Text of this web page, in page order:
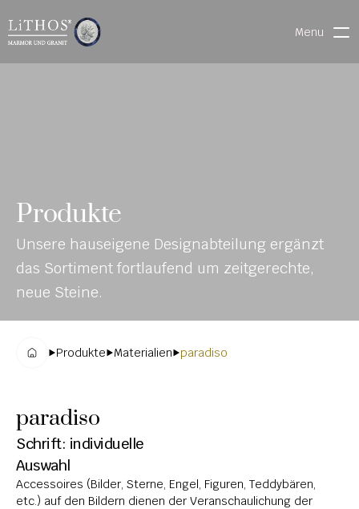
Menu
INE-
KAT
ALO
G
MATERIALIEN
STEINMETZFINDER
3D-KONFIGURATOR
DOWNLOADS
DENKMALE
MAGRADO
KOLUMBARIEN
BREITSTEINE
LIEGESTEINE
Produkte
Unsere hauseigene Designabteilung ergänzt
das Sortiment fortlaufend um zeitgerechte,
neue Steine.
Produkte Materialien paradiso
paradiso
Schrift: individuelle
Auswahl
Accessoires (Bilder, Sterne, Engel, Figuren, Teddybären,
etc.) auf den Bildern dienen der Veranschaulichung der